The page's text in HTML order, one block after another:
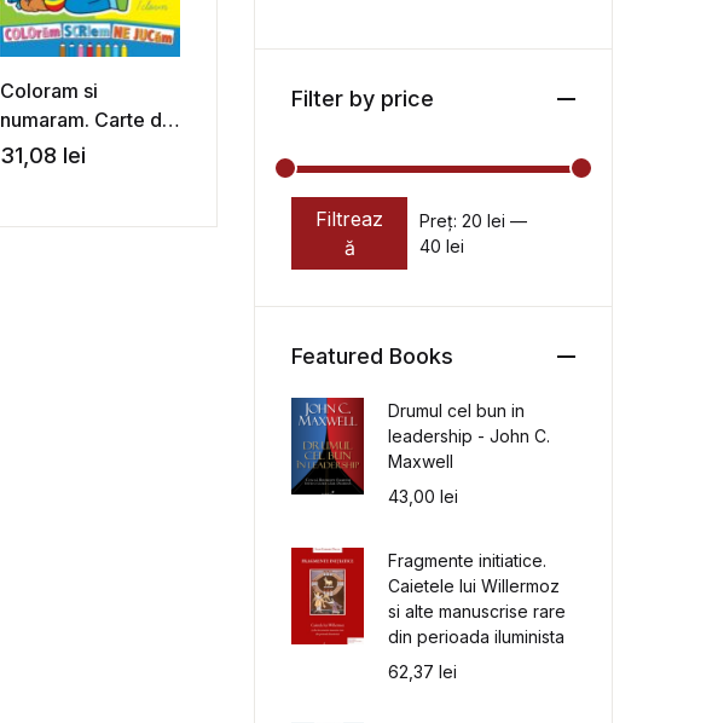
Coloram si
numaram. Carte de
colorat
31,08 lei
Filter by price
Preț minim
Preț maxim
Filtreaz
ă
Preț:20 lei —
40 lei
Featured Books
Drumul cel bun in
leadership - John C.
Maxwell
43,00lei
Fragmente initiatice.
Caietele lui Willermoz
si alte manuscrise rare
din perioada iluminista
62,37lei